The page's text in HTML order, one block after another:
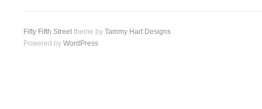
Fifty Fifth Street theme by Tammy Hart Designs
Powered by WordPress